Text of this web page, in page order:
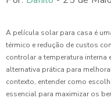
A película solar para casa é
térmico e redução de custos
controlar a temperatura interna
alternativa prática para
contexto, entender como
essencial para maximizar os